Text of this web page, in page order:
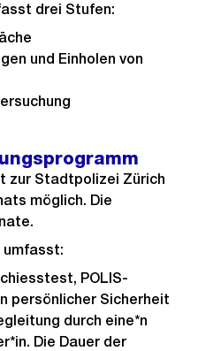
drei Stufen:
und Einholen von
zur Stadtpolizei Zürich
möglich. Die
umfasst:
POLIS-
persönlicher Sicherheit
durch eine*n
Die Dauer der